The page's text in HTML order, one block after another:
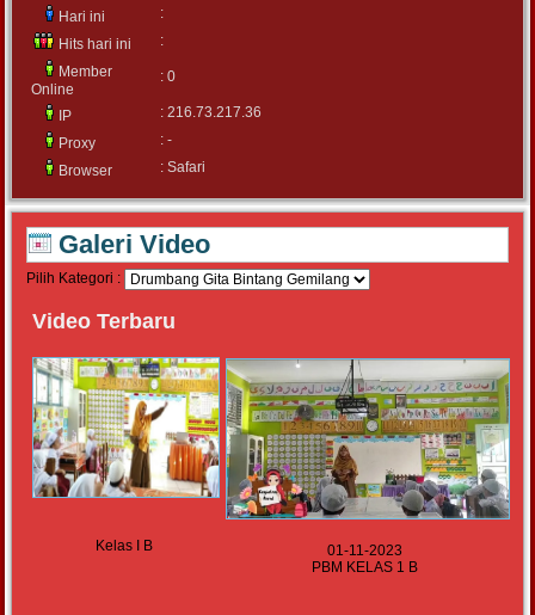
Hari ini
:
Hits hari ini
:
Member
Online
: 0
IP
: 216.73.217.36
Proxy
: -
Browser
: Safari
Galeri Video
Pilih Kategori :
Video Terbaru
Kelas I B
01-11-2023
PBM KELAS 1 B